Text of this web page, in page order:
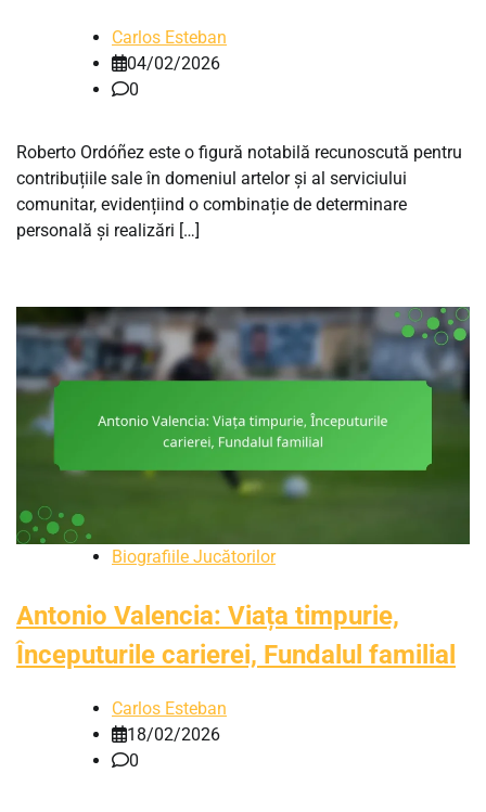
Carlos Esteban
04/02/2026
0
Roberto Ordóñez este o figură notabilă recunoscută pentru
contribuțiile sale în domeniul artelor și al serviciului
comunitar, evidențiind o combinație de determinare
personală și realizări […]
Biografiile Jucătorilor
Antonio Valencia: Viața timpurie,
Începuturile carierei, Fundalul familial
Carlos Esteban
18/02/2026
0